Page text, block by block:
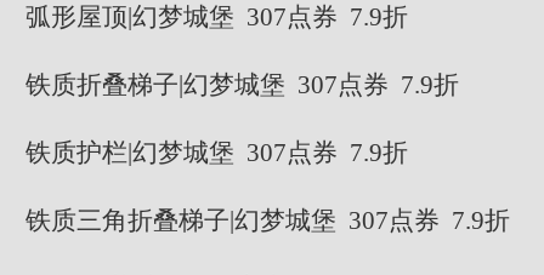
弧形屋顶|幻梦城堡 307点券 7.9折
铁质折叠梯子|幻梦城堡 307点券 7.9折
铁质护栏|幻梦城堡 307点券 7.9折
铁质三角折叠梯子|幻梦城堡 307点券 7.9折